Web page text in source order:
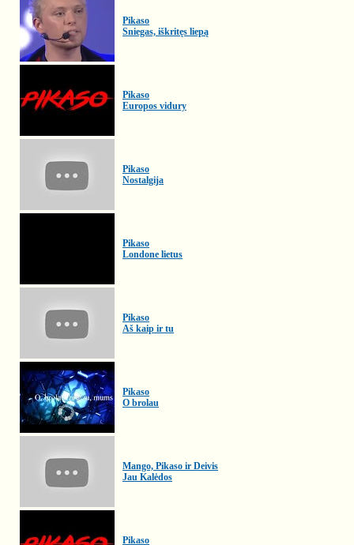
Pikaso
Sniegas, iškritęs liepą
Pikaso
Europos vidury
Pikaso
Nostalgija
Pikaso
Londone lietus
Pikaso
Aš kaip ir tu
Pikaso
O brolau
Mango, Pikaso ir Deivis
Jau Kalėdos
Pikaso